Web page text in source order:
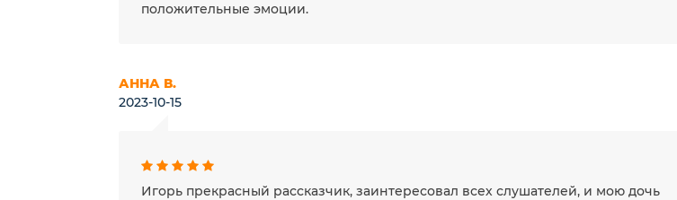
положительные эмоции.
АННА В.
2023-10-15
Игорь прекрасный рассказчик, заинтересовал всех слушателей, и мою дочь